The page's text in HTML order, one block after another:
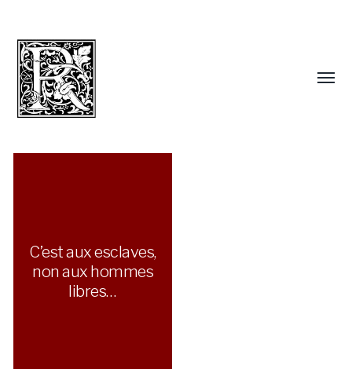
C’est aux esclaves,
non aux hommes
libres…